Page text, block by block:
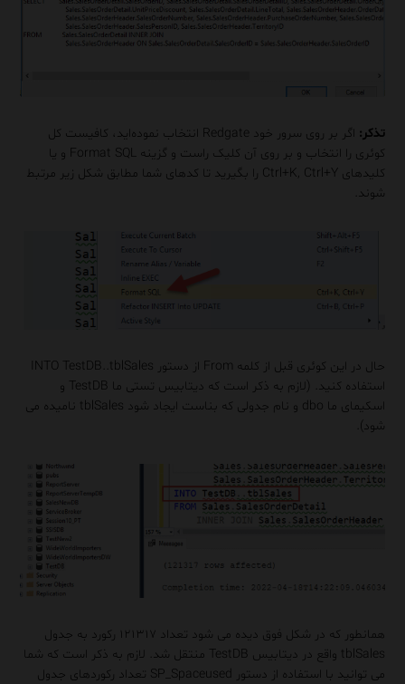
تذکر:
اگر بر روی سرور خود Redgate انتخاب نموده‌اید، کافیست کل
کوئری را انتخاب و بر روی آن کلیک راست و گزینه Format SQL و یا
کلیدهای Ctrl+K, Ctrl+Y را بگیرید تا کدهای شما مطابق شکل زیر مرتبط
شوند.
حال در این کوئری قبل از کلمه From از دستور INTO TestDB..tblSales
استفاده کنید. (لازم به ذکر است که دیتابیس تستی ما TestDB و
اسکیمای ما dbo و نام جدولی که بناست ایجاد شود tblSales نامیده می
شود).
همانطور که در شکل فوق دیده می شود تعداد ۱۲۱۳۱۷ رکورد به جدول
tblSales واقع در دیتابیس TestDB منتقل شد. لازم به ذکر است که شما
می توانید با استفاده از دستور SP_Spaceused تعداد رکوردهای جدول